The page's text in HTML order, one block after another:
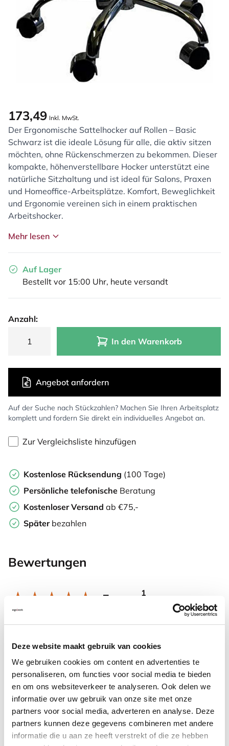
Deze website maakt gebruik van cookies
We gebruiken cookies om content en advertenties te
personaliseren, om functies voor social media te bieden
en om ons websiteverkeer te analyseren. Ook delen we
informatie over uw gebruik van onze site met onze
partners voor social media, adverteren en analyse. Deze
partners kunnen deze gegevens combineren met andere
informatie die u aan ze heeft verstrekt of die ze hebben
173,49 Inkl. MwSt.
Der Ergonomische Sattelhocker auf Rollen – Basic
Schwarz ist die ideale Lösung für alle, die aktiv sitzen
möchten, ohne Rückenschmerzen zu bekommen. Dieser
kompakte, höhenverstellbare Hocker unterstützt eine
natürliche Sitzhaltung und ist ideal für Salons, Praxen
und Homeoffice-Arbeitsplätze. Komfort, Beweglichkeit
und Ergonomie vereinen sich in einem praktischen
Arbeitshocker.
Mehr lesen
Auf Lager
Bestellt vor 15:00 Uhr, heute versandt
Anzahl:
In den Warenkorb
Auf der Suche nach Stückzahlen? Machen Sie Ihren Arbeitsplatz
komplett und fordern Sie direkt ein individuelles Angebot an.
Angebot anfordern
Zur Vergleichsliste hinzufügen
Kostenlose Rücksendung (100 Tage)
Persönliche telefonische Beratung
Kostenloser Versand ab €75,-
Später bezahlen
Bewertungen
5
1
Kundenbewertungen
Stephanie Ritter,16-09-2025
Der Stuhl absolute top Qualität. Einfacher
Zusammenbau. Lieferung und Service. Absolut top.
Weitere Informationen